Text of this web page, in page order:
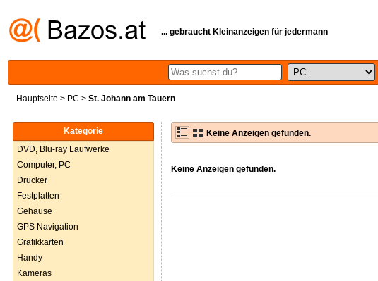
... gebraucht Kleinanzeigen für jedermann
Hauptseite > PC > St. Johann am Tauern
Kategorie
DVD, Blu-ray Laufwerke
Computer, PC
Drucker
Festplatten
Gehäuse
GPS Navigation
Grafikkarten
Handy
Kameras
Keine Anzeigen gefunden.
Keine Anzeigen gefunden.